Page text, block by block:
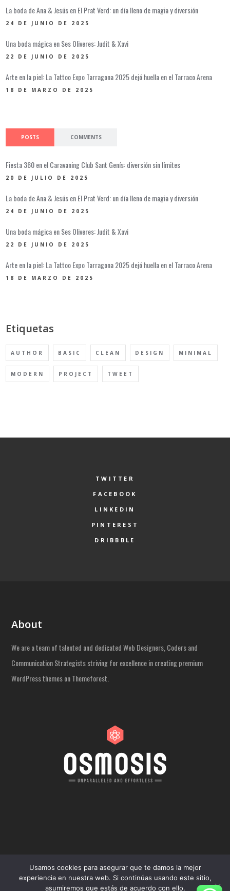
La boda de Ana & Jesús en El Prat Verd: un día lleno de magia y diversión
24 DE JUNIO DE 2025
Una boda mágica en Ses Oliveres: Judit & Xavi
22 DE JUNIO DE 2025
Arte en la piel: La Tattoo Expo Tarragona 2025 dejó huella en el Tarraco Arena
18 DE MARZO DE 2025
POSTS COMMENTS
Fiesta 360 en el Caravaning Club Sant Genís: diversión sin límites
20 DE JULIO DE 2025
La boda de Ana & Jesús en El Prat Verd: un día lleno de magia y diversión
24 DE JUNIO DE 2025
Una boda mágica en Ses Oliveres: Judit & Xavi
22 DE JUNIO DE 2025
Arte en la piel: La Tattoo Expo Tarragona 2025 dejó huella en el Tarraco Arena
18 DE MARZO DE 2025
Etiquetas
AUTHOR BASIC CLEAN DESIGN MINIMAL
MODERN PROJECT TWEET
TWITTER
FACEBOOK
LINKEDIN
PINTEREST
DRIBBBLE
About
We are a team of talented and dedicated Web Designers, Coders and
Communication Strategists striving for excellence in creating premium
WordPress themes on Themeforest.
COPYRIGHT 2024 - TODOS LOS DERECHOS RESERVADOS.
Usamos cookies para asegurar que te damos la mejor
experiencia en nuestra web. Si continúas usando este sitio,
asumiremos que estás de acuerdo con ello.